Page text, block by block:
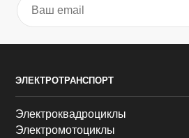
ЭЛЕКТРОТРАНСПОРТ
Электроквадроциклы
Электромотоциклы